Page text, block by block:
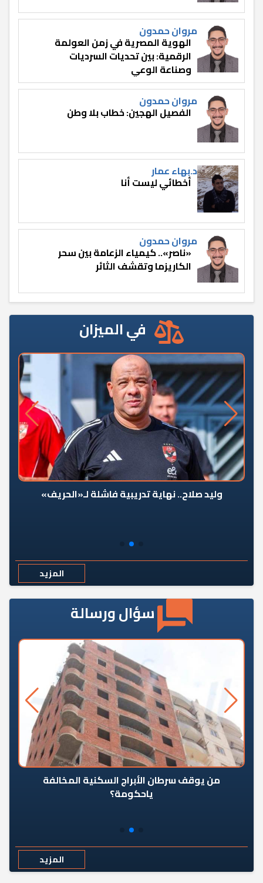
مروان حمدون
الهوية المصرية في زمن العولمة
الرقمية: بين تحديات السرديات
وصناعة الوعي
مروان حمدون
الفصيل الهجين: خطاب بلا وطن
د.بهاء عمار
أخطائي ليست أنا
مروان حمدون
«ناصر».. كيمياء الزعامة بين سحر
الكاريزما وتقشف الثائر
في الميزان
وليد صلاح.. نهاية تدريبية فاشلة لـ«الحريف»
المزيد
سؤال ورسالة
من يوقف سرطان الأبراج السكنية المخالفة
ياحكومة؟
المزيد